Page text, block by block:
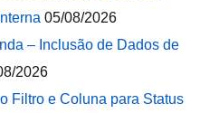
05/08/2026
– Inclusão de Dados de
2026
Filtro e Coluna para Status